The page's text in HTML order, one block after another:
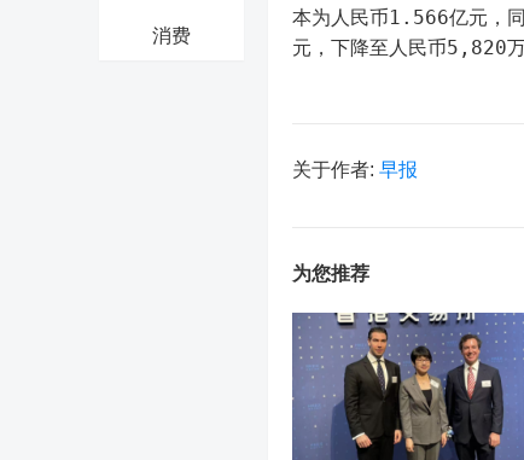
消费
本为人民币1.566亿元，
元，下降至人民币5,820万
关于作者: 早报
为您推荐